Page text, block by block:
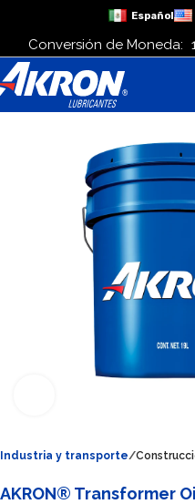
Conversión de Moneda:
Español
Industria y transporte
AKRON® Transformer